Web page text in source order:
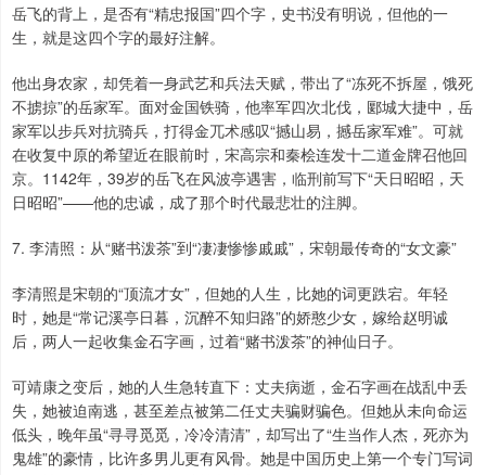
岳飞的背上，是否有“精忠报国”四个字，史书没有明说，但他的一
生，就是这四个字的最好注解。
他出身农家，却凭着一身武艺和兵法天赋，带出了“冻死不拆屋，饿死
不掳掠”的岳家军。面对金国铁骑，他率军四次北伐，郾城大捷中，岳
家军以步兵对抗骑兵，打得金兀术感叹“撼山易，撼岳家军难”。可就
在收复中原的希望近在眼前时，宋高宗和秦桧连发十二道金牌召他回
京。1142年，39岁的岳飞在风波亭遇害，临刑前写下“天日昭昭，天
日昭昭”——他的忠诚，成了那个时代最悲壮的注脚。
7. 李清照：从“赌书泼茶”到“凄凄惨惨戚戚”，宋朝最传奇的“女文豪”
李清照是宋朝的“顶流才女”，但她的人生，比她的词更跌宕。年轻
时，她是“常记溪亭日暮，沉醉不知归路”的娇憨少女，嫁给赵明诚
后，两人一起收集金石字画，过着“赌书泼茶”的神仙日子。
可靖康之变后，她的人生急转直下：丈夫病逝，金石字画在战乱中丢
失，她被迫南逃，甚至差点被第二任丈夫骗财骗色。但她从未向命运
低头，晚年虽“寻寻觅觅，冷冷清清”，却写出了“生当作人杰，死亦为
鬼雄”的豪情，比许多男儿更有风骨。她是中国历史上第一个专门写词